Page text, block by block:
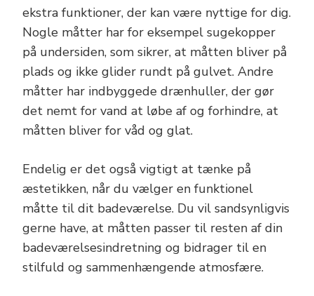
ekstra funktioner, der kan være nyttige for dig.
Nogle måtter har for eksempel sugekopper
på undersiden, som sikrer, at måtten bliver på
plads og ikke glider rundt på gulvet. Andre
måtter har indbyggede drænhuller, der gør
det nemt for vand at løbe af og forhindre, at
måtten bliver for våd og glat.
Endelig er det også vigtigt at tænke på
æstetikken, når du vælger en funktionel
måtte til dit badeværelse. Du vil sandsynligvis
gerne have, at måtten passer til resten af din
badeværelsesindretning og bidrager til en
stilfuld og sammenhængende atmosfære.